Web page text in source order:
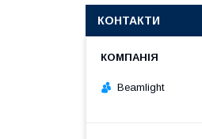
КОНТАКТИ
Beamlight